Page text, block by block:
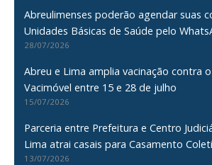
Abreulimenses poderão agendar suas
Unidades Básicas de Saúde pelo
28/07/2026
Abreu e Lima amplia vacinação contra
Vacimóvel entre 15 e 28 de julho
15/07/2026
Parceria entre Prefeitura e Centro
Lima atrai casais para Casamento
13/07/2026